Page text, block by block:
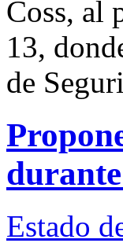
Coss, al
13,
de
Estado